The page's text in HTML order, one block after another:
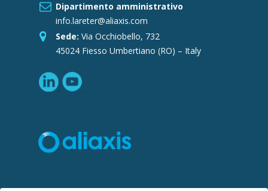
Dipartimento amministrativo
info.lareter@aliaxis.com
Sede: Via Occhiobello, 732
45024 Fiesso Umbertiano (RO) – Italy